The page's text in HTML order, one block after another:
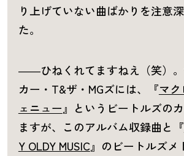
り上げていない曲ばかりを注意
た。
――ひねくれてますねえ（笑）。
カー・T&ザ・MGズには、『マ
ェニュー』というビートルズの
ますが、このアルバム収録曲と『
Y OLDY MUSIC』のビートルズメ